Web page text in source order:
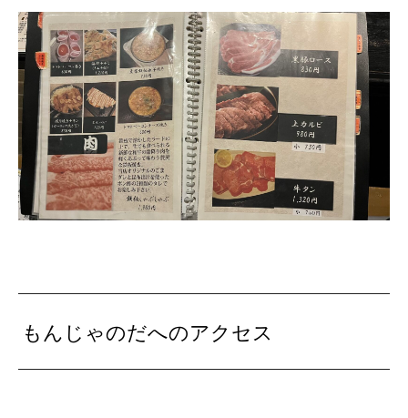
もんじゃのだへのアクセス